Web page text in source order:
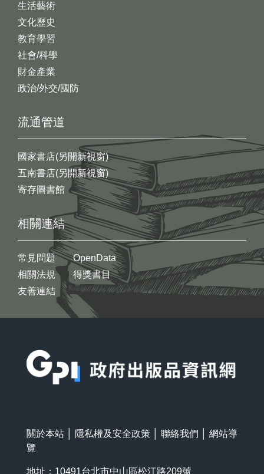
生活藝術
文化歷史
教育學習
社會/科學
財金產業
政治/外交/國防
流通管道
國家書店(另開新視窗)
五南書店(另開新視窗)
寄存圖書館
相關連結
常見問題
相關法規
友善連結
OpenData
得獎書目
關於本站 隱私權及安全政策 聯絡我們
網站導
覽
地址：10491台北市中山區松江路209號